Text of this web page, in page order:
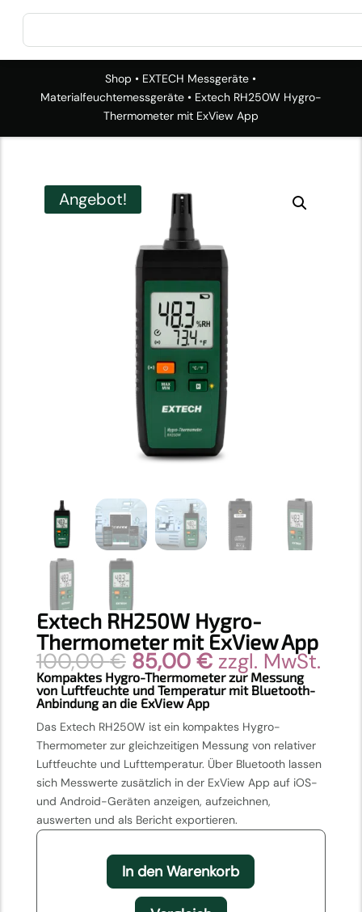
Shop • EXTECH Messgeräte •
Materialfeuchtemessgeräte• Extech RH250W Hygro-
Thermometer mit ExView App
Angebot!
Extech RH250W Hygro-
Thermometer mit ExView App
100,00€ Ursprünglicher
Preis
war:
100,00 €
85,00 €Aktueller
Preis
ist:
85,00 €.
zzgl. MwSt.
Kompaktes Hygro-Thermometer zur Messung
von Luftfeuchte und Temperatur mit Bluetooth-
Anbindung an die ExView App
Das Extech RH250W ist ein kompaktes Hygro-
Thermometer zur gleichzeitigen Messung von relativer
Luftfeuchte und Lufttemperatur. Über Bluetooth lassen
sich Messwerte zusätzlich in der ExView App auf iOS-
und Android-Geräten anzeigen, aufzeichnen,
auswerten und als Bericht exportieren.
In den Warenkorb